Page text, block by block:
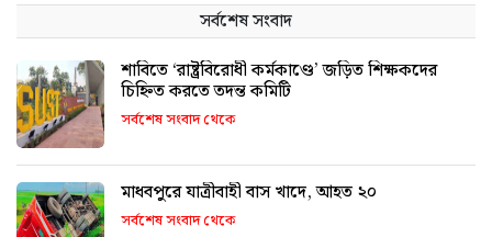
সর্বশেষ সংবাদ
শাবিতে ‘রাষ্ট্রবিরোধী কর্মকাণ্ডে’ জড়িত শিক্ষকদের
চিহ্নিত করতে তদন্ত কমিটি
সর্বশেষ সংবাদ থেকে
মাধবপুরে যাত্রীবাহী বাস খাদে, আহত ২০
সর্বশেষ সংবাদ থেকে